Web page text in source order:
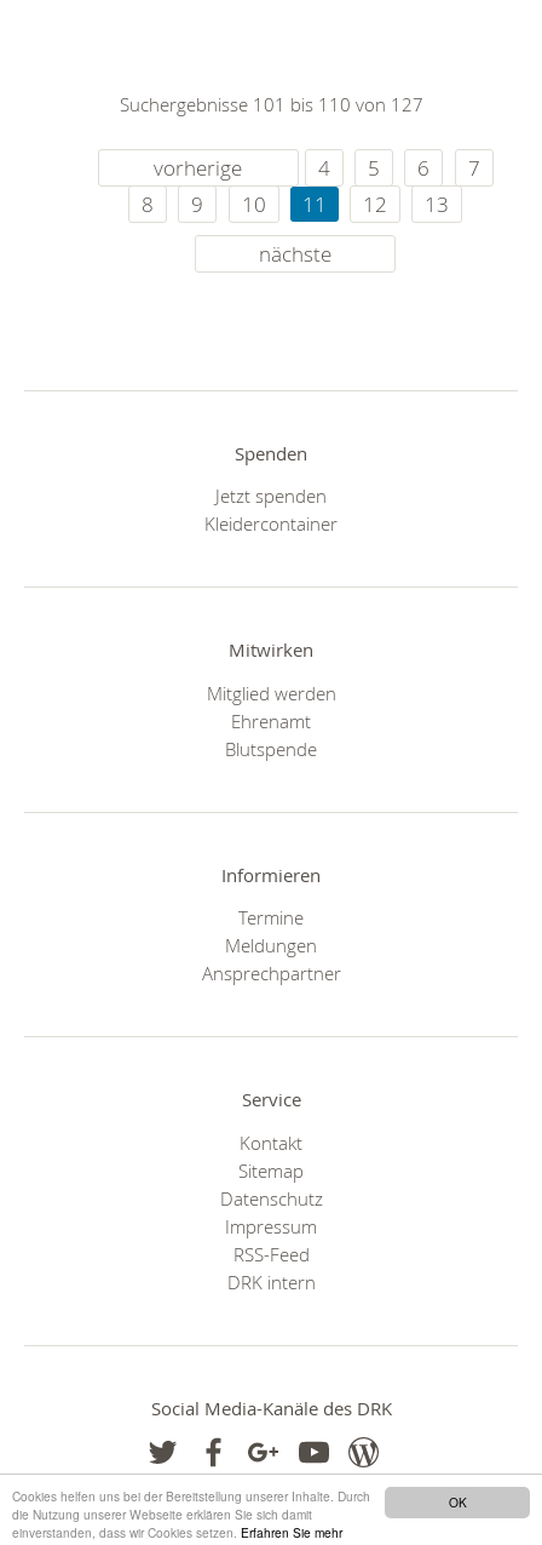
OK
Cookies helfen uns bei der Bereitstellung unserer Inhalte. Durch
die Nutzung unserer Webseite erklären Sie sich damit
einverstanden, dass wir Cookies setzen. Erfahren Sie mehr
Suchergebnisse 101 bis 110 von 127
vorherige 4 5 6
7
8
9 10 11 12
13
nächste
Spenden
Jetzt spenden
Kleidercontainer
Mitwirken
Mitglied werden
Ehrenamt
Blutspende
Informieren
Termine
Meldungen
Ansprechpartner
Service
Kontakt
Sitemap
Datenschutz
Impressum
RSS-Feed
DRK intern
Social Media-Kanäle des DRK